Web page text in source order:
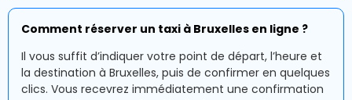
Comment réserver un taxi à Bruxelles en ligne ?
Il vous suffit d’indiquer votre point de départ, l’heure et
la destination à Bruxelles, puis de confirmer en quelques
clics. Vous recevrez immédiatement une confirmation